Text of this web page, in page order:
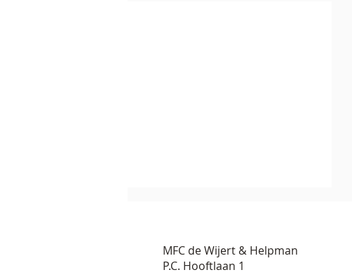
MFC de Wijert & Helpman
P.C. Hooftlaan 1